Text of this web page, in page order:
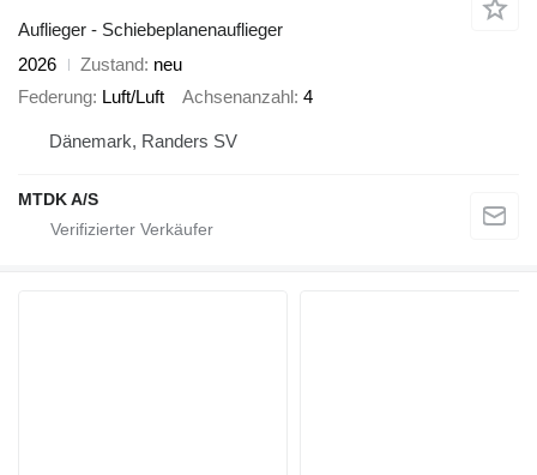
Auflieger - Schiebeplanenauflieger
2026
Zustand neu
Federung Luft/Luft Achsenanzahl 4
Dänemark, Randers SV
MTDK A/S